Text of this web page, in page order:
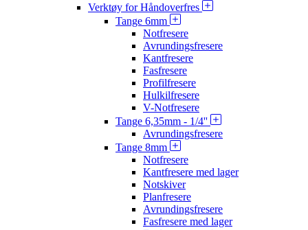
Verktøy for Håndoverfres
Tange 6mm
Notfresere
Avrundingsfresere
Kantfresere
Fasfresere
Profilfresere
Hulkilfresere
V-Notfresere
Tange 6,35mm - 1/4''
Avrundingsfresere
Tange 8mm
Notfresere
Kantfresere med lager
Notskiver
Planfresere
Avrundingsfresere
Fasfresere med lager